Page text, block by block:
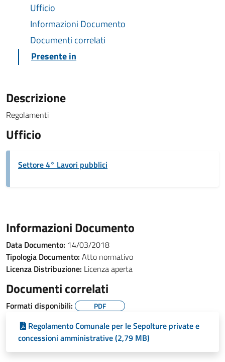
Ufficio
Informazioni Documento
Documenti correlati
Presente in
Descrizione
Regolamenti
Ufficio
Settore 4° Lavori pubblici
Informazioni Documento
Data Documento: 14/03/2018
Tipologia Documento: Atto normativo
Licenza Distribuzione: Licenza aperta
Documenti correlati
Formati disponibili: PDF
Regolamento Comunale per le Sepolture private e
concessioni amministrative (2,79 MB)